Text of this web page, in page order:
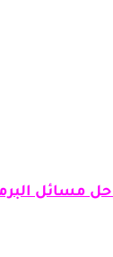
مسائل